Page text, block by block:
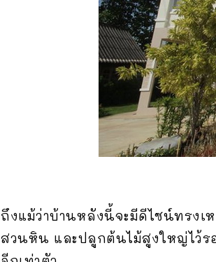
ถึงแม้ว่าบ้านหลังนี้จะมีดีไซน์ทรงเ
สวนหิน และปลูกต้นไม้สูงใหญ่ไว้ร